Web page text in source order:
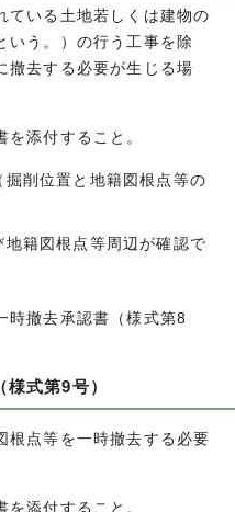
ている土地若しくは建物の
いう。）の行う工事を除
撤去する必要が生じる場
添付すること。
削位置と地籍図根点等の
籍図根点等周辺が確認で
時撤去承認書（様式第8
式第9号）
根点等を一時撤去する必要
添付すること。